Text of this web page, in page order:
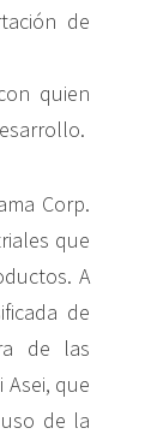
de
quien
Corp.
que
A
de
de las
que
de la